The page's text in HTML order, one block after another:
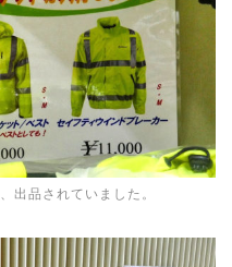
出品されていました。